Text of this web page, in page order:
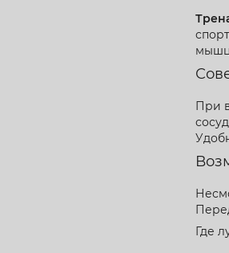
При
Где